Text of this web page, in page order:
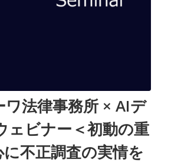
法律事務所 × AIデ
ェビナー＜初動の重
不正調査の実情を